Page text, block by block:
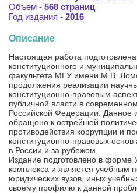
Объем - 568 страниц
Год издания - 2016
Описание
Настоящая работа
конституционного и
факультета МГУ имени М.В.
продолжения реализации
конституционно-правовым
публичной власти в
Российской Федерации. Данное
обращено к острейшей
противодействия коррупции и
конституционно-правовых
в России и за рубежом.
Издание подготовлено в форме
комплекса и является учебным
юридических вузов, иных
своему профилю к данной